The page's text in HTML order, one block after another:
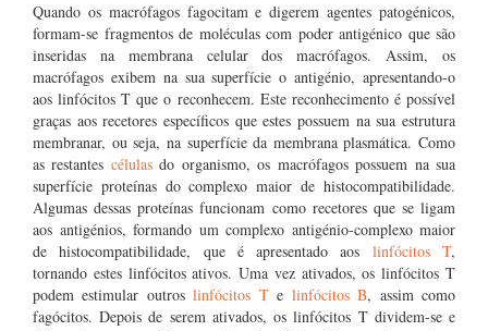
Quando os macrófagos fagocitam e digerem agentes patogénicos,
formam-se fragmentos de moléculas com poder antigénico que são
inseridas na membrana celular dos macrófagos. Assim, os
macrófagos exibem na sua superfície o antigénio, apresentando-o
aos linfócitos T que o reconhecem. Este reconhecimento é possível
graças aos recetores específicos que estes possuem na sua estrutura
membranar, ou seja, na superfície da membrana plasmática. Como
as restantes célulasdo organismo, os macrófagos possuem na sua
superfície proteínas do complexo maior de histocompatibilidade.
Algumas dessas proteínas funcionam como recetores que se ligam
aos antigénios, formando um complexo antigénio-complexo maior
de histocompatibilidade, que é apresentado aos linfócitos T,
tornando estes linfócitos ativos. Uma vez ativados, os linfócitos T
podem estimular outroslinfócitos Te linfócitos B, assim como
fagócitos. Depois de serem ativados, os linfócitos T dividem-se e